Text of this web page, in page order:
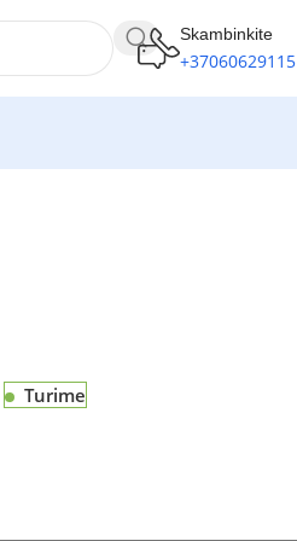
Skambinkite
+37060629115
Turime